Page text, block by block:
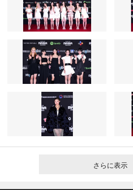
さらに表示